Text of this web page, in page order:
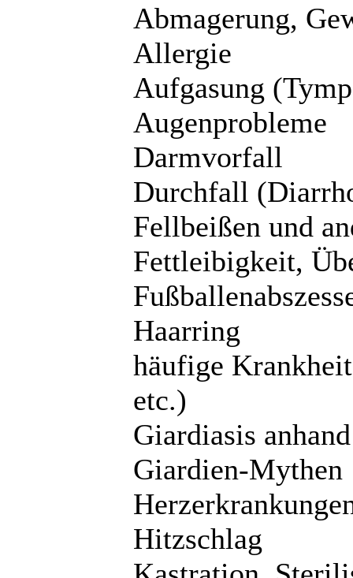
Abmagerung,
Allergie
Aufgasung
Augenprobleme
Darmvorfall
Durchfall
Fellbeißen und
Fettleibigkeit,
Haarring
häufige
etc.)
Giardiasis
Giardien-Mythen
Hitzschlag